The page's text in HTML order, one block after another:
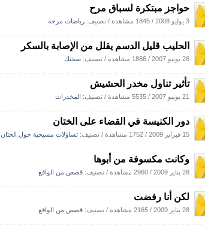
حواجز مبتكرة لسباق مرح
3 يوليو 2008 / 1845 مشاهدة / تصنيف: رياضات مرحة
الحليب قليل الدسم يقلل من الإصابة بالسكر
26 يونيو 2007 / 1866 مشاهدة / تصنيف: صحتك
تأثير تناول مخدر الحشيش
21 يونيو 2007 / 5535 مشاهدة / تصنيف: المخدرات
دور الكنيسة في القضاء على الختان
15 فبراير 2009 / 1752 مشاهدة / تصنيف: تساؤلات مسيحية حول الختان
وكانت مكسوفة من أبوها
28 يناير 2009 / 2960 مشاهدة / تصنيف: قصص من الواقع
لكن أنا رفضت
28 يناير 2009 / 2165 مشاهدة / تصنيف: قصص من الواقع